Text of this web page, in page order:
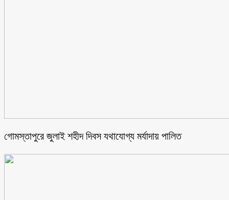
গোমস্তাপুরে জুলাই শহীদ দিবস যথাযোগ্য মর্যাদায় পালিত